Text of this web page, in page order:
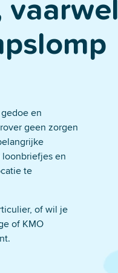
en andere
en veilig in Doccle.
de controle.
vaarwel
en
geen zorgen
en
te
of wil je
of KMO